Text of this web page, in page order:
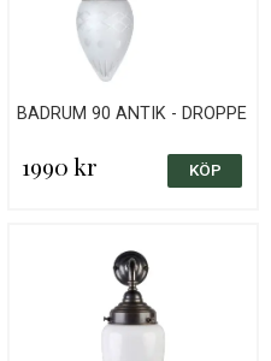
BADRUM 90 ANTIK - DROPPE
1990 kr